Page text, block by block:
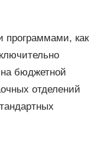
программами, как
бюджетной
отделений